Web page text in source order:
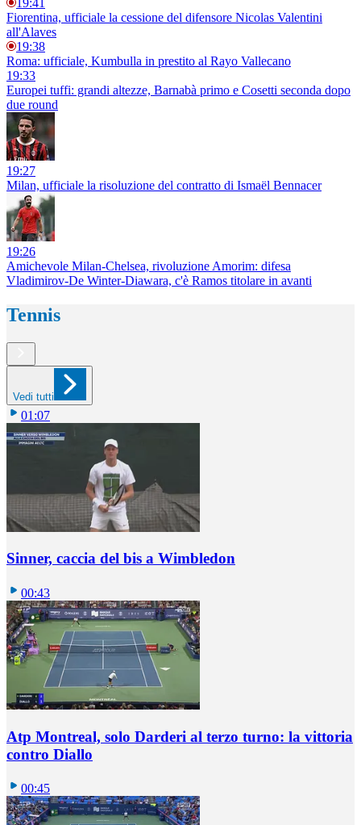
Fiorentina, ufficiale la cessione del difensore Nicolas Valentini
all'Alaves
19:38
Roma: ufficiale, Kumbulla in prestito al Rayo Vallecano
19:33
Europei tuffi: grandi altezze, Barnabà primo e Cosetti seconda dopo
due round
19:27
Milan, ufficiale la risoluzione del contratto di Ismaël Bennacer
19:26
Amichevole Milan-Chelsea, rivoluzione Amorim: difesa
Vladimirov-De Winter-Diawara, c'è Ramos titolare in avanti
Tennis
Vedi tutti
01:07
Sinner, caccia del bis a Wimbledon
00:43
Atp Montreal, solo Darderi al terzo turno: la vittoria
contro Diallo
00:45